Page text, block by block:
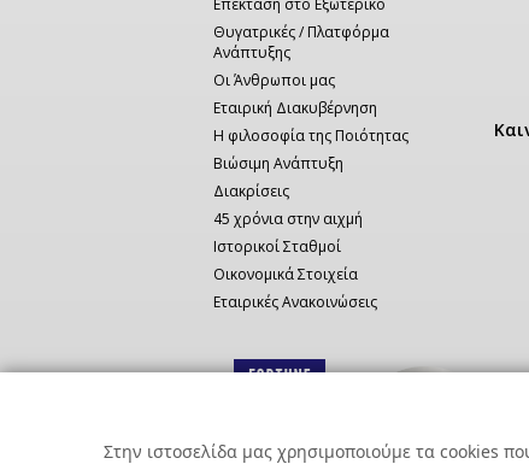
Στην ιστοσελίδα μας χρησιμοποιούμε τα cookies
Επέκταση στο Εξωτερικό
Θυγατρικές / Πλατφόρμα
Ανάπτυξης
Οι Άνθρωποι μας
Εταιρική Διακυβέρνηση
Η φιλοσοφία της Ποιότητας
Βιώσιμη Ανάπτυξη
Διακρίσεις
45 χρόνια στην αιχμή
Ιστορικοί Σταθμοί
Οικονομικά Στοιχεία
Εταιρικές Ανακοινώσεις